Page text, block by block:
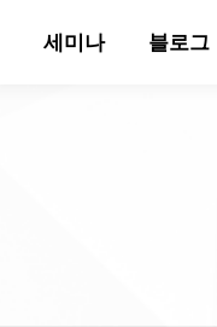
세미나 블로그